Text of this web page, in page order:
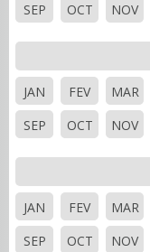
SEP
OCT NOV
JAN FEV MAR
SEP
OCT NOV
JAN FEV MAR
SEP
OCT NOV